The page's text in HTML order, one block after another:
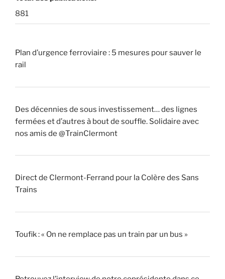
881
Plan d’urgence ferroviaire : 5 mesures pour sauver le
rail
Des décennies de sous investissement… des lignes
fermées et d’autres à bout de souffle. Solidaire avec
nos amis de @TrainClermont
Direct de Clermont-Ferrand pour la Colère des Sans
Trains
Toufik : « On ne remplace pas un train par un bus »